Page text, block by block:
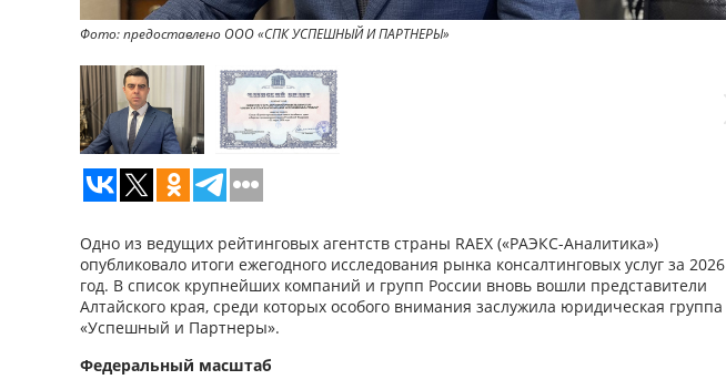
Фото: предоставлено ООО «СПК УСПЕШНЫЙ И ПАРТНЕРЫ»
Одно из ведущих рейтинговых агентств страны RAEX («РАЭКС-Аналитика»)
опубликовало итоги ежегодного исследования рынка консалтинговых услуг за 2026
год. В список крупнейших компаний и групп России вновь вошли представители
Алтайского края, среди которых особого внимания заслужила юридическая группа
«Успешный и Партнеры».
Федеральный масштаб